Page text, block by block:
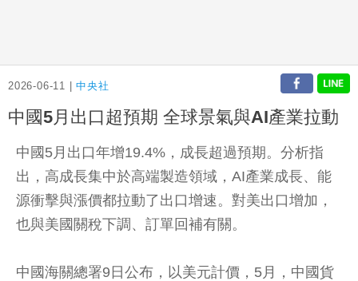
2026-06-11 |中央社
中國5月出口超預期 全球景氣與AI產業拉動
中國5月出口年增19.4%，成長超過預期。分析指
出，高成長集中於高端製造領域，AI產業成長、能
源衝擊與漲價都拉動了出口增速。對美出口增加，
也與美國關稅下調、訂單回補有關。
中國海關總署9日公布，以美元計價，5月，中國貨